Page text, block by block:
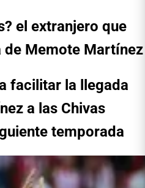
el extranjero que
Memote Martínez
facilitar la llegada
a las Chivas
temporada